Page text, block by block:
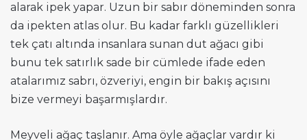
alarak ipek yapar. Uzun bir sabır döneminden sonra
da ipekten atlas olur. Bu kadar farklı güzellikleri
tek çatı altında insanlara sunan dut ağacı gibi
bunu tek satırlık sade bir cümlede ifade eden
atalarımız sabrı, özveriyi, engin bir bakış açısını
bize vermeyi başarmışlardır.
Meyveli ağaç taşlanır. Ama öyle ağaçlar vardır ki